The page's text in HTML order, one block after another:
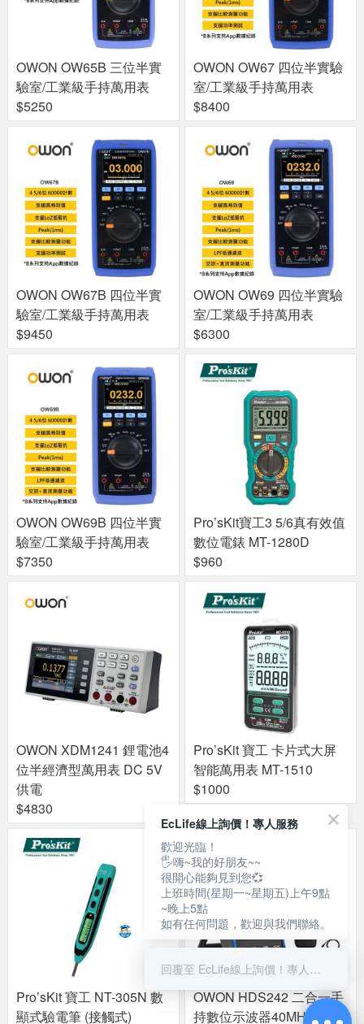
OWON OW65B 三位半實
驗室/工業級手持萬用表
$5250
OWON OW67 四位半實驗
室/工業級手持萬用表
$8400
OWON OW67B 四位半實
驗室/工業級手持萬用表
$9450
OWON OW69 四位半實驗
室/工業級手持萬用表
$6300
OWON OW69B 四位半實
驗室/工業級手持萬用表
$7350
Pro’sKit寶工3 5/6真有效值
數位電錶 MT-1280D
$960
OWON XDM1241 鋰電池4
位半經濟型萬用表 DC 5V
供電
$4830
Pro’sKit 寶工 卡片式大屏
智能萬用表 MT-1510
$1000
Pro’sKit 寶工 NT-305N 數
顯式驗電筆 (接觸式)
OWON HDS242 二合一手
持數位示波器40MHz：示
EcLife線上詢價！專人服務
歡迎光臨！
🖐嗨~我的好朋友~~
很開心能夠見到您💞
上班時間(星期一~星期五)上午9點
~晚上5點
如有任何問題，歡迎與我們聯絡。
回覆至 EcLife線上詢價！專人服務